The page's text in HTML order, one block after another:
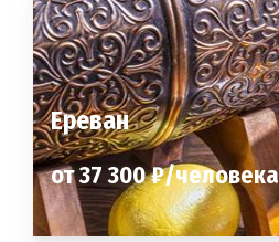
Ереван
от 37 300 ₽/человека